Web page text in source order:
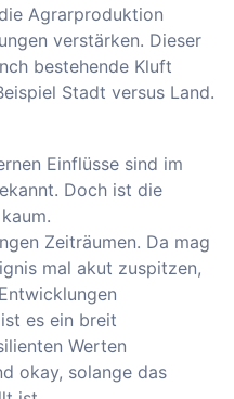
Agrarproduktion
verstärken. Dieser
bestehende Kluft
Stadt versus Land.
Einflüsse sind im
Doch ist die
Zeiträumen. Da mag
mal akut zuspitzen,
es ein breit
Werten
okay, solange das